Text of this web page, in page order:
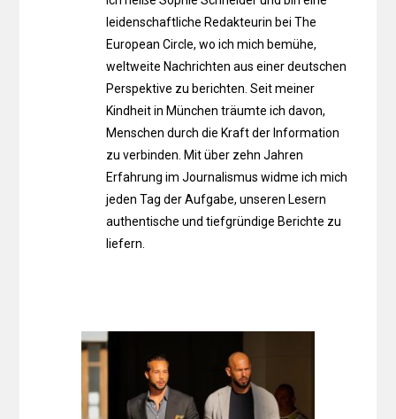
leidenschaftliche Redakteurin bei The
European Circle, wo ich mich bemühe,
weltweite Nachrichten aus einer deutschen
Perspektive zu berichten. Seit meiner
Kindheit in München träumte ich davon,
Menschen durch die Kraft der Information
zu verbinden. Mit über zehn Jahren
Erfahrung im Journalismus widme ich mich
jeden Tag der Aufgabe, unseren Lesern
authentische und tiefgründige Berichte zu
liefern.